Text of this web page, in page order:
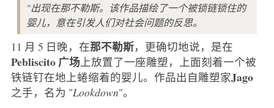
"出现在那不勒斯。该作品描绘了一个被锁链锁住的
婴儿，意在引发人们对社会问题的反思。
11 月 5 日晚，在那不勒斯，更确切地说，是在
Pebliscito 广场上放置了一座雕塑，上面刻着一个被
铁链钉在地上蜷缩着的婴儿。作品出自雕塑家Jago
之手，名为 "Lookdown"。